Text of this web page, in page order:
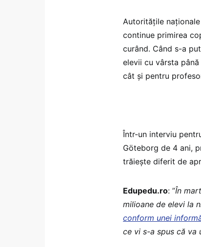
Autoritățile
continue primirea
curând. Când s-a
elevii cu vârsta
cât și pentru
Într-un interviu
Göteborg de 4 ani,
trăiește diferit de
Edupedu.ro: ”În
milioane de elevi la
conform unei
ce vi s-a spus că va